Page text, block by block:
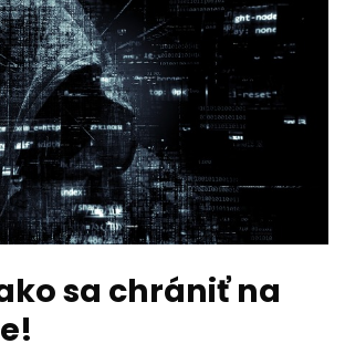
sa chrániť na